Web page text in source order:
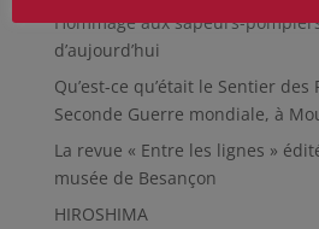
Hommage aux sapeurs-
d’aujourd’hui
Qu’est-ce qu’était le Sentier
Seconde Guerre mondiale, à
La revue « Entre les lignes »
musée de Besançon
HIROSHIMA